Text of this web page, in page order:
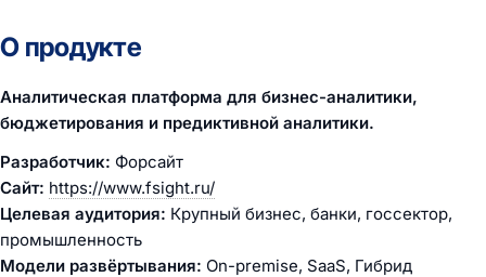
О продукте
Аналитическая платформа для бизнес-аналитики,
бюджетирования и предиктивной аналитики.
Разработчик: Форсайт
Сайт: https://www.fsight.ru/
Целевая аудитория: Крупный бизнес, банки, госсектор,
промышленность
Модели развёртывания: On-premise, SaaS, Гибрид